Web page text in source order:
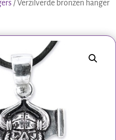
/ Verzilverde bronzen hanger